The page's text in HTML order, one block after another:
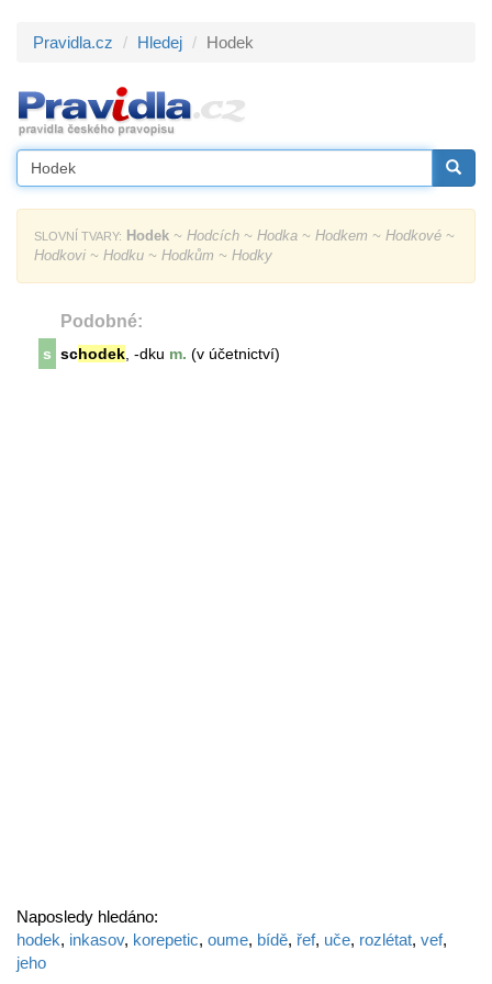
Pravidla.cz Hledej Hodek
SLOVNÍ TVARY: Hodek ~ Hodcích ~ Hodka ~ Hodkem ~ Hodkové ~
Hodkovi ~ Hodku ~ Hodkům ~ Hodky
Podobné:
s schodek , -dku m. (v účetnictví)
Naposledy hledáno:
hodek, inkasov, korepetic, oume, bídě, řef, uče, rozlétat, vef,
jeho